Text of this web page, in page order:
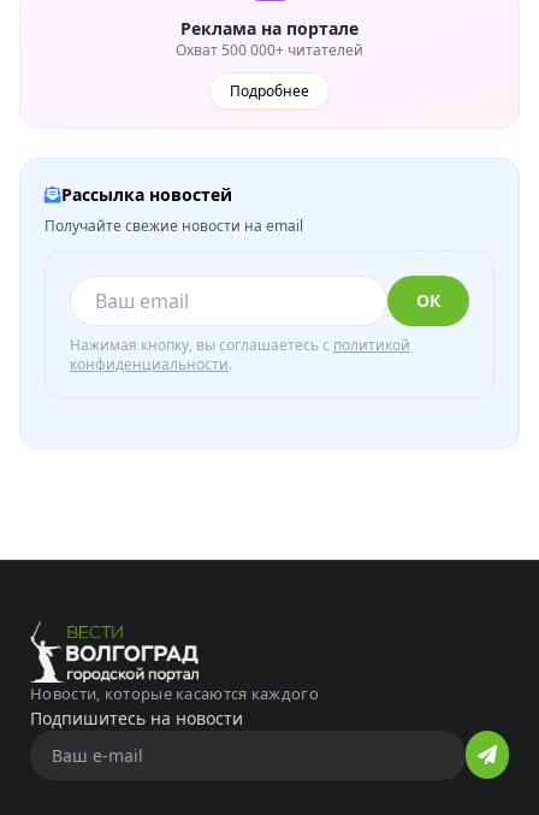
Реклама на портале
Охват 500 000+ читателей
Подробнее
Рассылка новостей
Получайте свежие новости на email
ОК
Нажимая кнопку, вы соглашаетесь с политикой
конфиденциальности.
Новости, которые касаются каждого
Подпишитесь на новости